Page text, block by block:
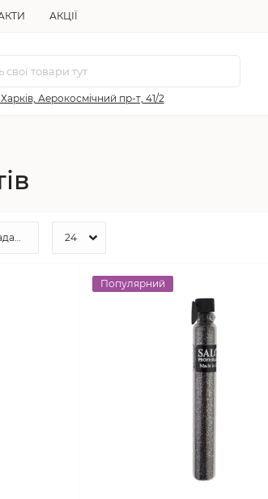
АКЦІЇ
Аерокосмічний пр-т, 41/2
Популярний